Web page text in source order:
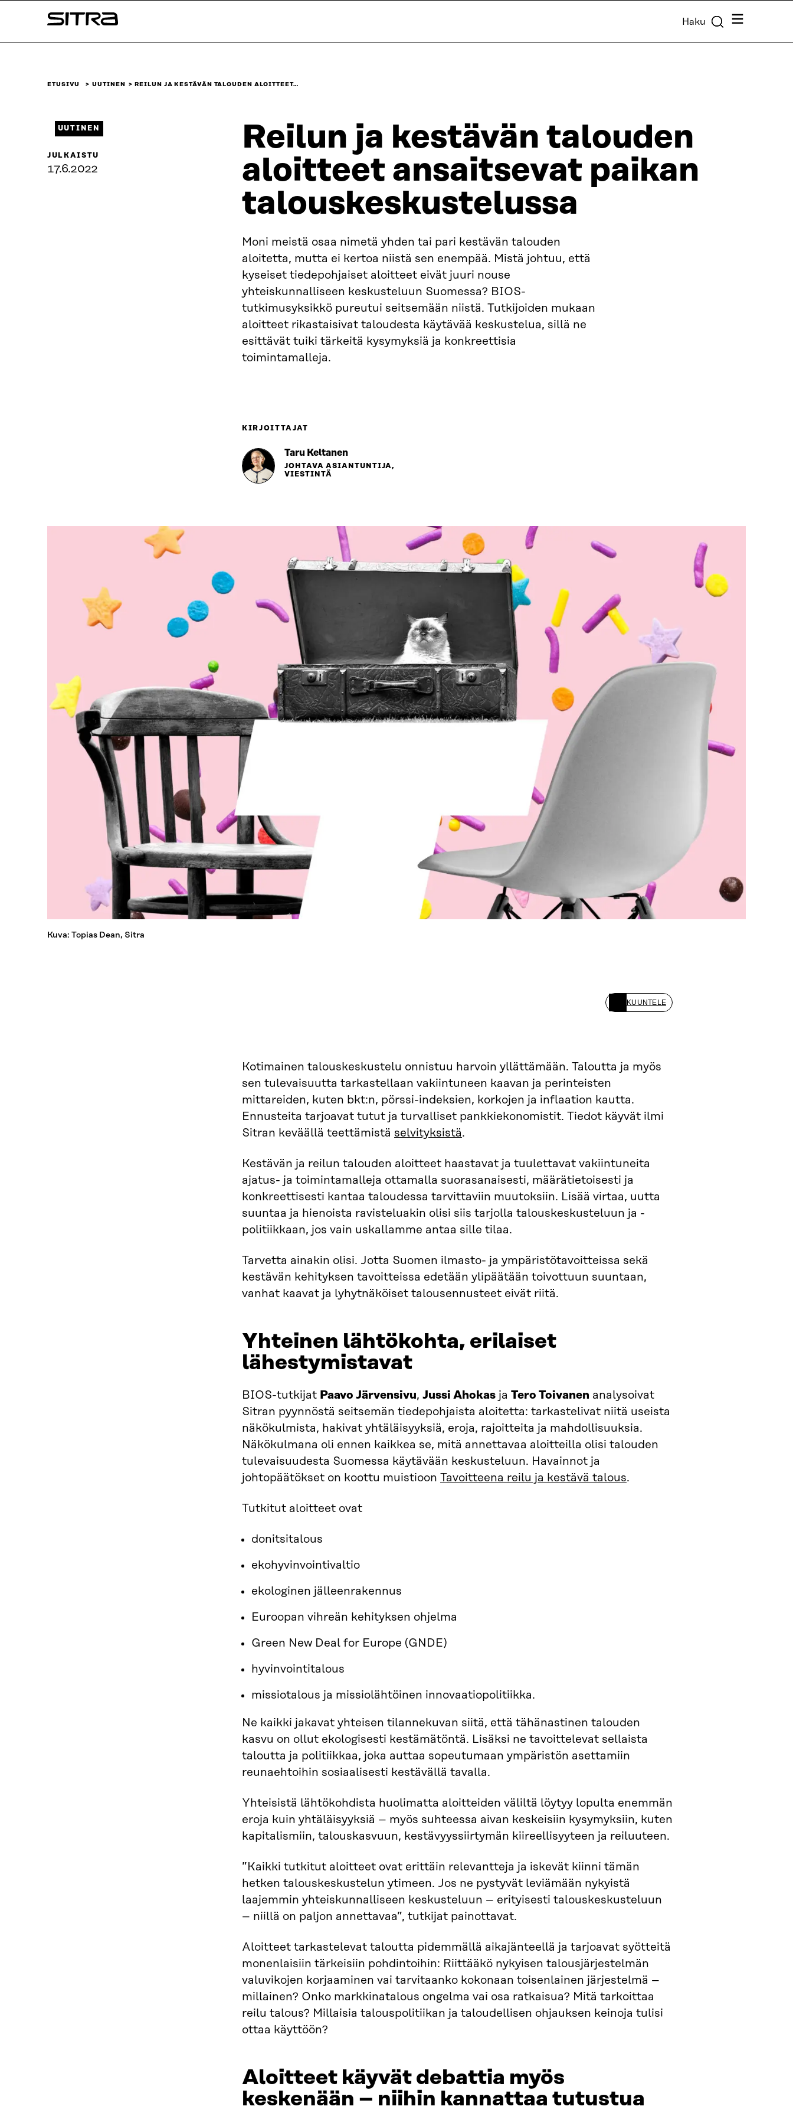
sisältöön
Sitra Haku Valikko
ETUSIVU UUTINEN REILUN JA KESTÄVÄN TALOUDEN ALOITTEET…
Reilun ja kestävän talouden
aloitteet ansaitsevat paikan
talouskeskustelussa
Moni meistä osaa nimetä yhden tai pari kestävän talouden
aloitetta, mutta ei kertoa niistä sen enempää. Mistä johtuu, että
kyseiset tiedepohjaiset aloitteet eivät juuri nouse
yhteiskunnalliseen keskusteluun Suomessa? BIOS-
tutkimusyksikkö pureutui seitsemään niistä. Tutkijoiden mukaan
aloitteet rikastaisivat taloudesta käytävää keskustelua, sillä ne
esittävät tuiki tärkeitä kysymyksiä ja konkreettisia
toimintamalleja.
UUTINEN
JULKAISTU
17.6.2022
KIRJOITTAJAT
Taru Keltanen
JOHTAVA ASIANTUNTIJA,
VIESTINTÄ
Kuva: Topias Dean, Sitra
KUUNTELE
Kotimainen talouskeskustelu onnistuu harvoin yllättämään. Taloutta ja myös
sen tulevaisuutta tarkastellaan vakiintuneen kaavan ja perinteisten
mittareiden, kuten bkt:n, pörssi-indeksien, korkojen ja inflaation kautta.
Ennusteita tarjoavat tutut ja turvalliset pankkiekonomistit. Tiedot käyvät ilmi
Sitran keväällä teettämistä selvityksistä.
Kestävän ja reilun talouden aloitteet haastavat ja tuulettavat vakiintuneita
ajatus- ja toimintamalleja ottamalla suorasanaisesti, määrätietoisesti ja
konkreettisesti kantaa taloudessa tarvittaviin muutoksiin. Lisää virtaa, uutta
suuntaa ja hienoista ravisteluakin olisi siis tarjolla talouskeskusteluun ja -
politiikkaan, jos vain uskallamme antaa sille tilaa.
Tarvetta ainakin olisi. Jotta Suomen ilmasto- ja ympäristötavoitteissa sekä
kestävän kehityksen tavoitteissa edetään ylipäätään toivottuun suuntaan,
vanhat kaavat ja lyhytnäköiset talousennusteet eivät riitä.
Yhteinen lähtökohta, erilaiset
lähestymistavat
BIOS-tutkijat Paavo Järvensivu, Jussi Ahokas ja Tero Toivanen analysoivat
Sitran pyynnöstä seitsemän tiedepohjaista aloitetta: tarkastelivat niitä useista
näkökulmista, hakivat yhtäläisyyksiä, eroja, rajoitteita ja mahdollisuuksia.
Näkökulmana oli ennen kaikkea se, mitä annettavaa aloitteilla olisi talouden
tulevaisuudesta Suomessa käytävään keskusteluun. Havainnot ja
johtopäätökset on koottu muistioon Tavoitteena reilu ja kestävä talous.
Tutkitut aloitteet ovat
donitsitalous
ekohyvinvointivaltio
ekologinen jälleenrakennus
Euroopan vihreän kehityksen ohjelma
Green New Deal for Europe (GNDE)
hyvinvointitalous
missiotalous ja missiolähtöinen innovaatiopolitiikka.
Ne kaikki jakavat yhteisen tilannekuvan siitä, että tähänastinen talouden
kasvu on ollut ekologisesti kestämätöntä. Lisäksi ne tavoittelevat sellaista
taloutta ja politiikkaa, joka auttaa sopeutumaan ympäristön asettamiin
reunaehtoihin sosiaalisesti kestävällä tavalla.
Yhteisistä lähtökohdista huolimatta aloitteiden väliltä löytyy lopulta enemmän
eroja kuin yhtäläisyyksiä – myös suhteessa aivan keskeisiin kysymyksiin, kuten
kapitalismiin, talouskasvuun, kestävyyssiirtymän kiireellisyyteen ja reiluuteen.
”Kaikki tutkitut aloitteet ovat erittäin relevantteja ja iskevät kiinni tämän
hetken talouskeskustelun ytimeen. Jos ne pystyvät leviämään nykyistä
laajemmin yhteiskunnalliseen keskusteluun – erityisesti talouskeskusteluun
– niillä on paljon annettavaa”, tutkijat painottavat.
Aloitteet tarkastelevat taloutta pidemmällä aikajänteellä ja tarjoavat syötteitä
monenlaisiin tärkeisiin pohdintoihin: Riittääkö nykyisen talousjärjestelmän
valuvikojen korjaaminen vai tarvitaanko kokonaan toisenlainen järjestelmä –
millainen? Onko markkinatalous ongelma vai osa ratkaisua? Mitä tarkoittaa
reilu talous? Millaisia talouspolitiikan ja taloudellisen ohjauksen keinoja tulisi
ottaa käyttöön?
Aloitteet käyvät debattia myös
keskenään – niihin kannattaa tutustua